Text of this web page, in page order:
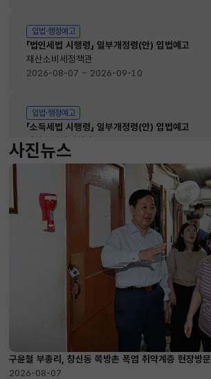
입법·행정예고
「법인세법 시행령」 일부개정령(안) 입법예고
재산소비세정책관
2026-08-07 ~ 2026-09-10
입법·행정예고
「소득세법 시행령」 일부개정령(안) 입법예고
재산소비세정책관
2026-08-07 ~ 2026-09-10
사진뉴스
구윤철 부총리, 창신동 쪽방촌 폭염 취약계층 현장방문
2026-08-07